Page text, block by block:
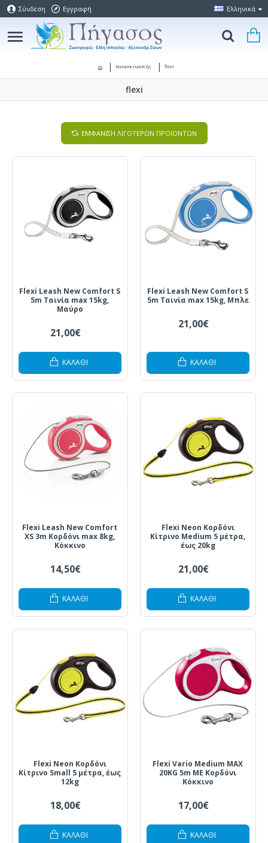
Σύνδεση Εγγραφή Ελληνικά
Κατασκευαστής flexi
flexi
ΕΜΦΑΝΙΣΗ ΛΙΓΟΤΕΡΩΝ ΠΡΟΪΟΝΤΩΝ
Flexi Leash New Comfort S
5m Ταινία max 15kg,
Μαύρο
21,00€
ΚΑΛΆΘΙ
Flexi Leash New Comfort S
5m Ταινία max 15kg, Μπλε
21,00€
ΚΑΛΆΘΙ
Flexi Leash New Comfort
XS 3m Κορδόνι max 8kg,
Κόκκινο
14,50€
ΚΑΛΆΘΙ
Flexi Neon Κορδόνι
Κίτρινο Medium 5 μέτρα,
έως 20kg
21,00€
ΚΑΛΆΘΙ
Flexi Neon Κορδόνι
Κίτρινο Small 5 μέτρα, έως
12kg
18,00€
ΚΑΛΆΘΙ
Flexi Vario Medium MAX
20KG 5m ΜΕ Κορδόνι
Κόκκινο
17,00€
ΚΑΛΆΘΙ